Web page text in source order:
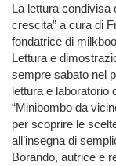
La lettura
crescita” a cura di
fondatrice di
Lettura e
sempre sabato nel
lettura e laboratorio
“Minibombo da
per scoprire le
all’insegna di
Borando, autrice e